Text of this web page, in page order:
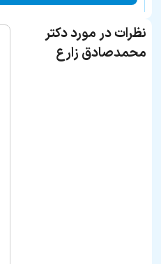
نظرات در مورد دکتر
محمدصادق زارع